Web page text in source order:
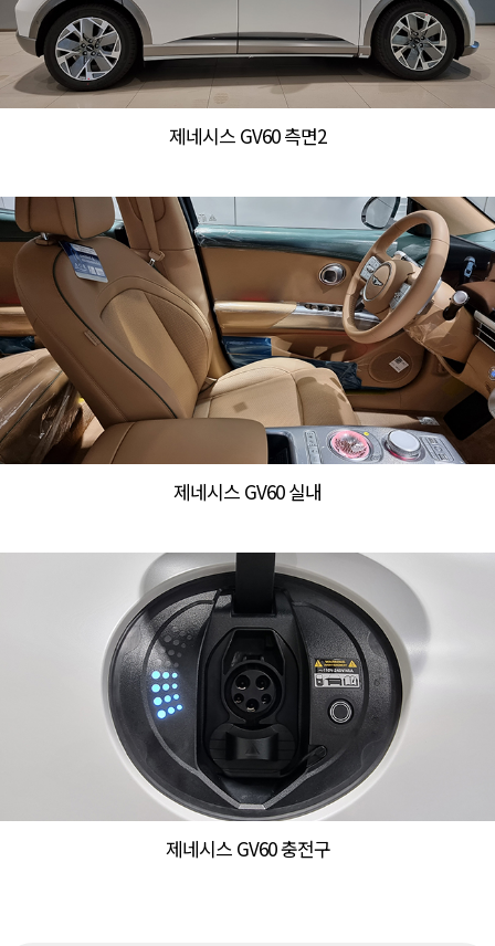
제네시스 GV60 측면2
제네시스 GV60 실내
제네시스 GV60 충전구